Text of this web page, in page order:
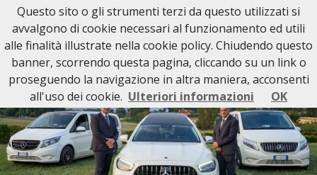
Questo sito o gli strumenti terzi da questo utilizzati si
avvalgono di cookie necessari al funzionamento ed utili
alle finalità illustrate nella cookie policy. Chiudendo questo
banner, scorrendo questa pagina, cliccando su un link o
proseguendo la navigazione in altra maniera, acconsenti
all'uso dei cookie. Ulteriori informazioni OK